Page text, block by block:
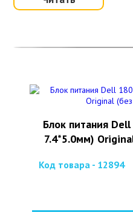
Блок питания
7.4*5.0мм)
Код товара - 12894